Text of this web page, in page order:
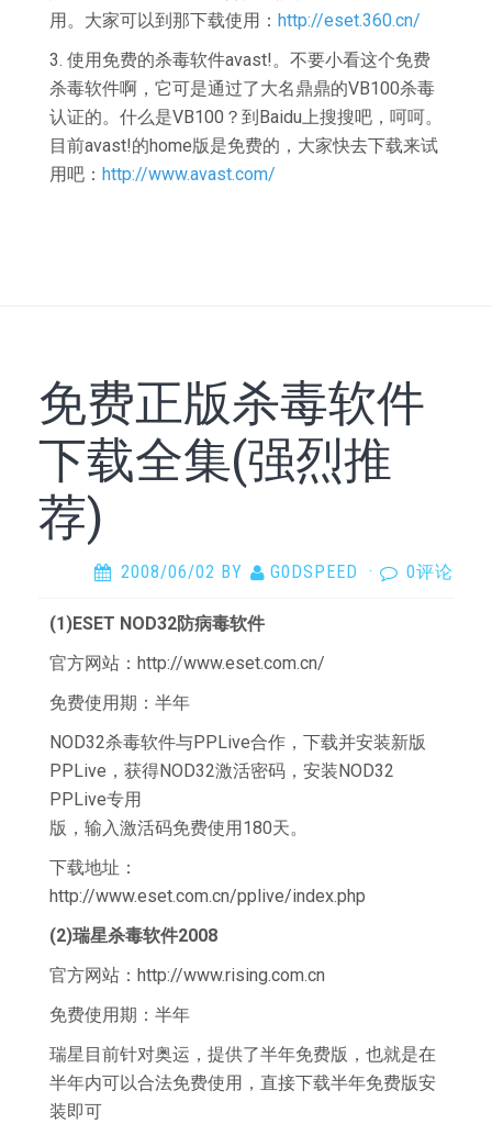
用。大家可以到那下载使用： http://eset.360.cn/
3. 使用免费的杀毒软件avast!。不要小看这个免费
杀毒软件啊，它可是通过了大名鼎鼎的VB100杀毒
认证的。什么是VB100？到Baidu上搜搜吧，呵呵。
目前avast!的home版是免费的，大家快去下载来试
用吧： http://www.avast.com/
免费正版杀毒软件
下载全集(强烈推
荐)
2008/06/02 BY G0DSPEED · 0评论
(1)ESET NOD32防病毒软件
官方网站：http://www.eset.com.cn/
免费使用期：半年
NOD32杀毒软件与PPLive合作，下载并安装新版
PPLive，获得NOD32激活密码，安装NOD32
PPLive专用
版，输入激活码免费使用180天。
下载地址：
http://www.eset.com.cn/pplive/index.php
(2)瑞星杀毒软件2008
官方网站：http://www.rising.com.cn
免费使用期：半年
瑞星目前针对奥运，提供了半年免费版，也就是在
半年内可以合法免费使用，直接下载半年免费版安
装即可